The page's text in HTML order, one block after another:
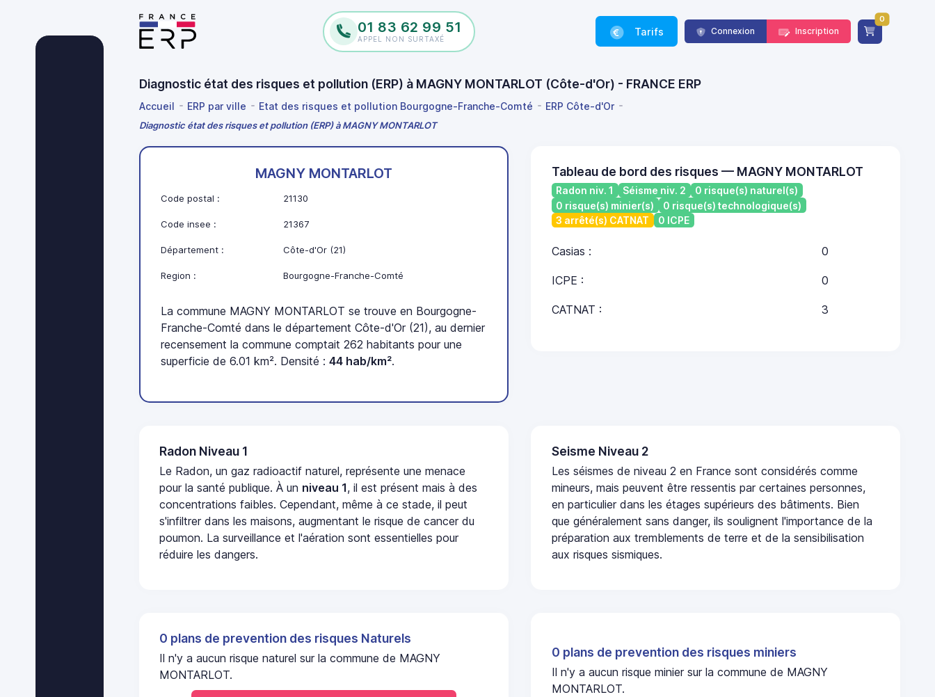
01 83 62 99 51
APPEL NON SURTAXÉ
Tarifs Connexion Inscription
0
Diagnostic état des risques et pollution (ERP) à MAGNY MONTARLOT (Côte-d'Or) - FRANCE ERP
Accueil ERP par ville Etat des risques et pollution Bourgogne-Franche-Comté ERP Côte-d'Or
Diagnostic état des risques et pollution (ERP) à MAGNY MONTARLOT
MAGNY MONTARLOT
Code postal : 21130
Code insee : 21367
Département : Côte-d'Or (21)
Region : Bourgogne-Franche-Comté
La commune MAGNY MONTARLOT se trouve en Bourgogne-
Franche-Comté dans le département Côte-d'Or (21), au dernier
recensement la commune comptait 262 habitants pour une
superficie de 6.01 km². Densité :44 hab/km².
Tableau de bord des risques — MAGNY MONTARLOT
Radon niv. 1 Séisme niv. 2
0 risque(s) naturel(s)
0 risque(s) minier(s)
0 risque(s) technologique(s)
3 arrêté(s) CATNAT
0 ICPE
Casias : 0
ICPE : 0
CATNAT : 3
Radon Niveau 1
Le Radon, un gaz radioactif naturel, représente une menace
pour la santé publique. À un niveau 1, il est présent mais à des
concentrations faibles. Cependant, même à ce stade, il peut
s'infiltrer dans les maisons, augmentant le risque de cancer du
poumon. La surveillance et l'aération sont essentielles pour
réduire les dangers.
Seisme Niveau 2
Les séismes de niveau 2 en France sont considérés comme
mineurs, mais peuvent être ressentis par certaines personnes,
en particulier dans les étages supérieurs des bâtiments. Bien
que généralement sans danger, ils soulignent l'importance de la
préparation aux tremblements de terre et de la sensibilisation
aux risques sismiques.
0 plans de prevention des risques Naturels
Il n'y a aucun risque naturel sur la commune de MAGNY
MONTARLOT.
0 plans de prevention des risques miniers
Il n'y a aucun risque minier sur la commune de MAGNY
MONTARLOT.